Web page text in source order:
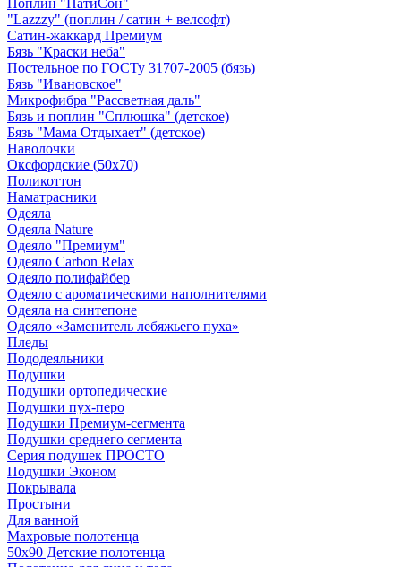
Поплин "ПатиСон"
"Lazzzy" (поплин / сатин + велсофт)
Сатин-жаккард Премиум
Бязь "Краски неба"
Постельное по ГОСТу 31707-2005 (бязь)
Бязь "Ивановское"
Микрофибра "Рассветная даль"
Бязь и поплин "Сплюшка" (детское)
Бязь "Мама Отдыхает" (детское)
Наволочки
Оксфордские (50х70)
Поликоттон
Наматрасники
Одеяла
Одеяла Nature
Одеяло "Премиум"
Одеяло Carbon Relax
Одеяло полифайбер
Одеяло с ароматическими наполнителями
Одеяла на синтепоне
Одеяло «Заменитель лебяжьего пуха»
Пледы
Пододеяльники
Подушки
Подушки ортопедические
Подушки пух-перо
Подушки Премиум-сегмента
Подушки среднего сегмента
Серия подушек ПРОСТО
Подушки Эконом
Покрывала
Простыни
Для ванной
Махровые полотенца
50х90 Детские полотенца